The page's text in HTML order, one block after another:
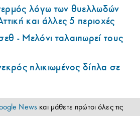
λόγω των θυελλωδών
και άλλες 5 περιοχές
- Μελόνι ταλαιπωρεί τους
ηλικιωμένος δίπλα σε
News και μάθετε πρώτοι όλες τις